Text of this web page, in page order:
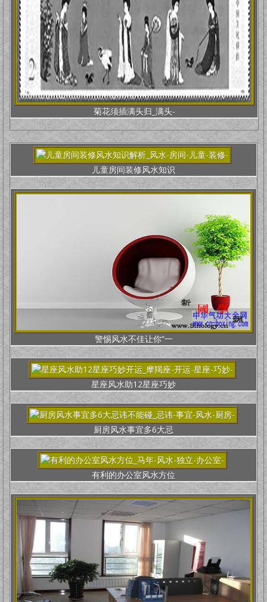
菊花须插满头归_满头-
儿童房间装修风水知识
警惕风水不佳让你“一
星座风水助12星座巧妙
厨房风水事宜多6大忌
有利的办公室风水方位